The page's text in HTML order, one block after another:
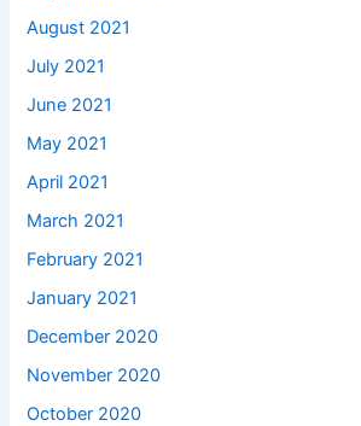
August 2021
July 2021
June 2021
May 2021
April 2021
March 2021
February 2021
January 2021
December 2020
November 2020
October 2020